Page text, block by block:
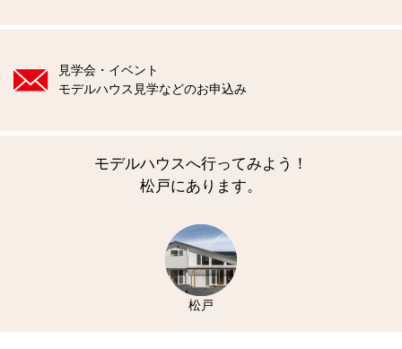
見学会・イベント
モデルハウス見学などのお申込み
モデルハウスへ行ってみよう！
松戸にあります。
松戸